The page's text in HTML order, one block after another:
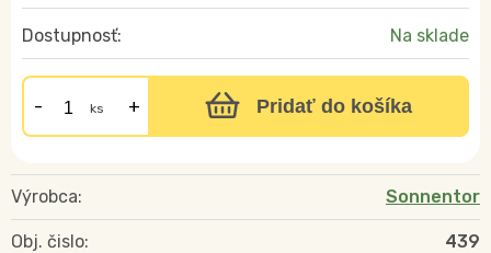
Dostupnosť: Na sklade
ks Pridať do košíka
Výrobca: Sonnentor
Obj. čislo: 439